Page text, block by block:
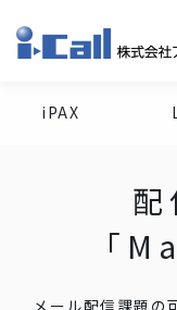
サービス+
iPAX
「
メール配信課題の